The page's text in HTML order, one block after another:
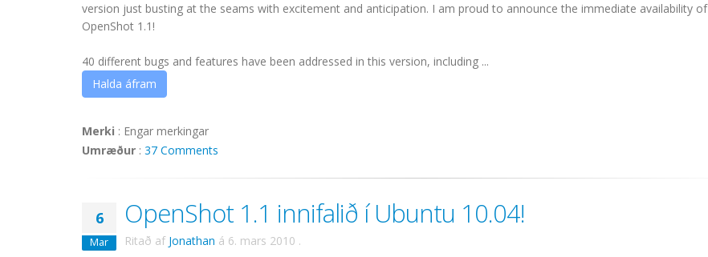
version just busting at the seams with excitement and anticipation. I am proud to announce the immediate availability of
OpenShot 1.1!
40 different bugs and features have been addressed in this version, including ...
Halda áfram
Merki : Engar merkingar
Umræður : 37 Comments
6
Mar
OpenShot 1.1 innifalið í Ubuntu 10.04!
Ritað af Jonathan á 6. mars 2010 .